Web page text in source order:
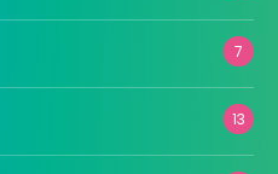
7
13